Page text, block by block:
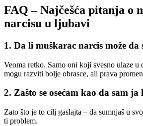
FAQ – Najčešća pitanja o
narcisu u ljubavi
1. Da li muškarac narcis može da
Veoma retko. Samo oni koji svesno ulaze u
mogu razviti bolje obrasce, ali prava
2. Zašto se osećam kao da sam
Zato što je to cilj gaslajta – da sumnjaš u
ti problem.